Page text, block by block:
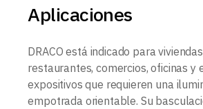
Aplicaciones
DRACO está indicado para
restaurantes, comercios, oficinas y
expositivos que requieren una
empotrada orientable. Su